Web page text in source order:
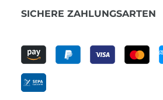
SICHERE ZAHLUNGSARTEN